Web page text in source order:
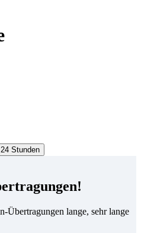
Stunden
Übertragungen lange, sehr lange